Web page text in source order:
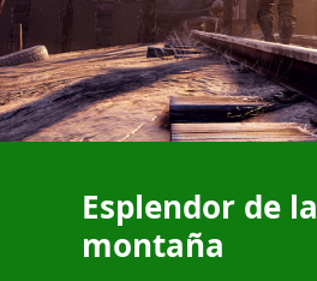
Esplendor de la
montaña